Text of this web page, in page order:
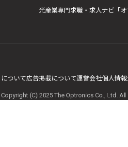
光産業専門求職・求人ナビ「オ
について広告掲載について運営会社個人情報
Copyright (C) 2025 The Optronics Co., Ltd. All